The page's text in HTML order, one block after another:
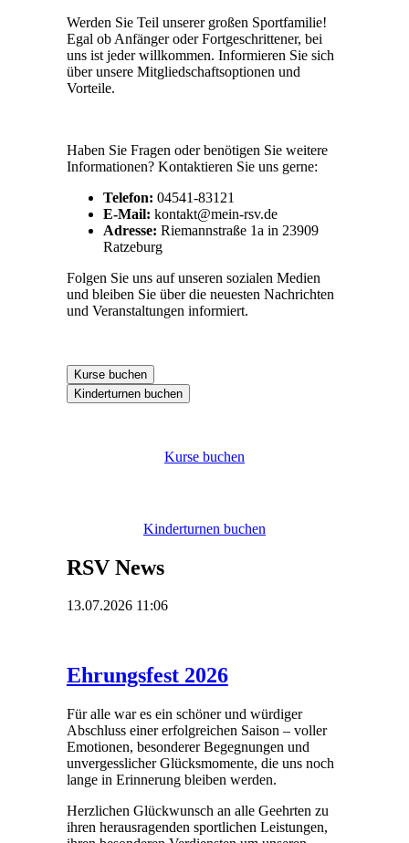
Werden Sie Teil unserer großen Sportfamilie!
Egal ob Anfänger oder Fortgeschrittener, bei
uns ist jeder willkommen. Informieren Sie sich
über unsere Mitgliedschaftsoptionen und
Vorteile.
Haben Sie Fragen oder benötigen Sie weitere
Informationen? Kontaktieren Sie uns gerne:
Telefon: 04541-83121
E-Mail: kontakt@mein-rsv.de
Adresse: Riemannstraße 1a in 23909
Ratzeburg
Folgen Sie uns auf unseren sozialen Medien
und bleiben Sie über die neuesten Nachrichten
und Veranstaltungen informiert.
Kurse buchen
Kinderturnen buchen
Kurse buchen
Kinderturnen buchen
RSV News
13.07.2026 11:06
Ehrungsfest 2026
Für alle war es ein schöner und würdiger
Abschluss einer erfolgreichen Saison – voller
Emotionen, besonderer Begegnungen und
unvergesslicher Glücksmomente, die uns noch
lange in Erinnerung bleiben werden.
Herzlichen Glückwunsch an alle Geehrten zu
ihren herausragenden sportlichen Leistungen,